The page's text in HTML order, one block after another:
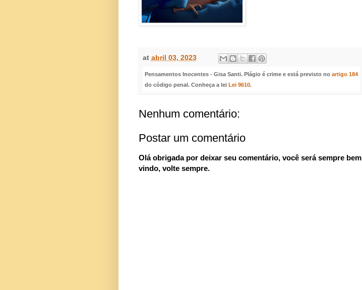
at abril 03, 2023
Pensamentos Inocentes - Gisa Santi. Plágio é crime e está previsto no artigo 184
do código penal. Conheça a leiLei 9610.
Nenhum comentário:
Postar um comentário
Olá obrigada por deixar seu comentário, você será sempre bem
vindo, volte sempre.